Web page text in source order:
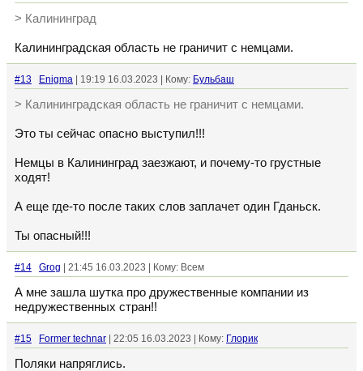
> Калининград
Калининградская область не граничит с немцами.
#13 Enigma | 19:19 16.03.2023 | Кому: Бульбаш
> Калининградская область не граничит с немцами.
Это ты сейчас опасно выступил!!!
Немцы в Калининград заезжают, и почему-то грустные
ходят!
А еще где-то после таких слов заплачет один Гданьск.
Ты опасный!!!
#14 Grog | 21:45 16.03.2023 | Кому: Всем
А мне зашла шутка про дружественные компании из
недружественных стран!!
#15 Former technar | 22:05 16.03.2023 | Кому: Глорик
Поляки напряглись.